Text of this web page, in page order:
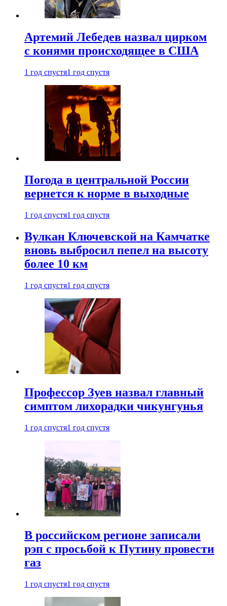
Артемий Лебедев назвал цирком
с конями происходящее в США
1 год спустя1 год спустя
Погода в центральной России
вернется к норме в выходные
1 год спустя1 год спустя
Вулкан Ключевской на Камчатке
вновь выбросил пепел на высоту
более 10 км
1 год спустя1 год спустя
Профессор Зуев назвал главный
симптом лихорадки чикунгунья
1 год спустя1 год спустя
В российском регионе записали
рэп с просьбой к Путину провести
газ
1 год спустя1 год спустя